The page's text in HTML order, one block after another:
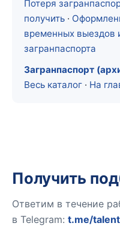
Потеря
получить ·
временных выездов
загранпаспорта
Загранпаспорт
Весь каталог · На
Получить
Ответим в течение
в Telegram: t.me/